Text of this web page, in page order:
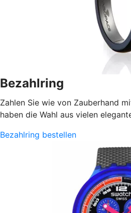
Bezahlring
Zahlen Sie wie von Zauberhand
haben die Wahl aus vielen
Bezahlring bestellen